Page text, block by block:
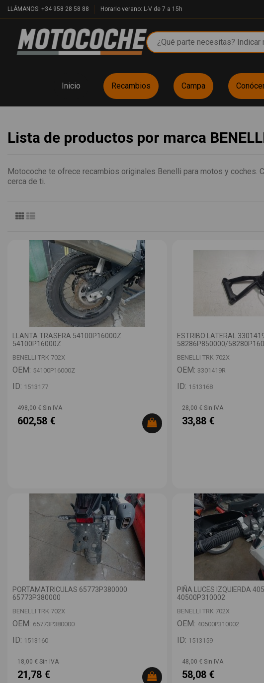
LLÁMANOS: +34 958 28 58 88 Horario verano: L-V de 7 a 15h
Inicio Recambios Campa
Lista de productos por marca
Motocoche te ofrece recambios originales Benelli para motos y coches.
cerca de ti.
LLANTA TRASERA 54100P16000Z
54100P16000Z
BENELLI TRK 702X
OEM: 54100P16000Z
ID: 1513177
498,00 € Sin IVA
602,58 €
ESTRIBO LATERAL
58286P850000/
BENELLI TRK 702X
OEM: 3301419R
ID: 1513168
28,00 € Sin IVA
33,88 €
PORTAMATRICULAS 65773P380000
65773P380000
BENELLI TRK 702X
OEM: 65773P380000
ID: 1513160
18,00 € Sin IVA
21,78 €
PIÑA LUCES IZQUIERDA
40500P310002
BENELLI TRK 702X
OEM: 40500P310002
ID: 1513159
48,00 € Sin IVA
58,08 €